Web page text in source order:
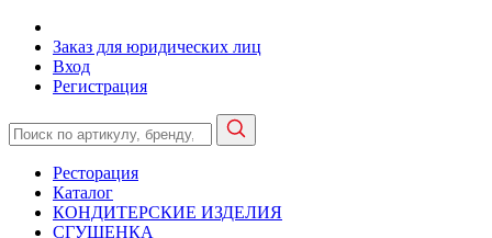
Заказ для юридических лиц
Вход
Регистрация
Ресторация
Каталог
КОНДИТЕРСКИЕ ИЗДЕЛИЯ
СГУЩЕНКА